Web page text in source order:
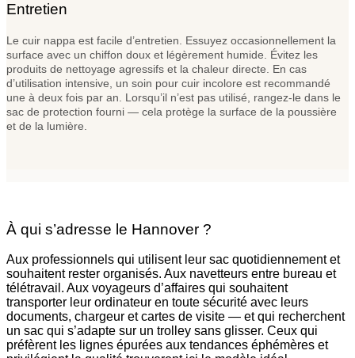
Entretien
Le cuir nappa est facile d’entretien. Essuyez occasionnellement la
surface avec un chiffon doux et légèrement humide. Évitez les
produits de nettoyage agressifs et la chaleur directe. En cas
d’utilisation intensive, un soin pour cuir incolore est recommandé
une à deux fois par an. Lorsqu’il n’est pas utilisé, rangez-le dans le
sac de protection fourni — cela protège la surface de la poussière
et de la lumière.
À qui s’adresse le Hannover ?
Aux professionnels qui utilisent leur sac quotidiennement et
souhaitent rester organisés. Aux navetteurs entre bureau et
télétravail. Aux voyageurs d’affaires qui souhaitent
transporter leur ordinateur en toute sécurité avec leurs
documents, chargeur et cartes de visite — et qui recherchent
un sac qui s’adapte sur un trolley sans glisser. Ceux qui
préfèrent les lignes épurées aux tendances éphémères et